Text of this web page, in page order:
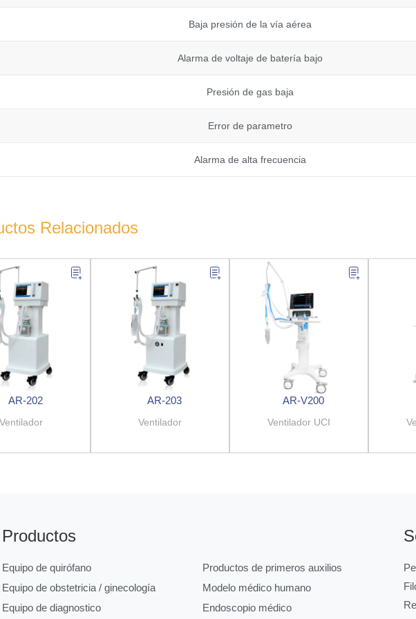
Baja presión de la vía aérea
Alarma de voltaje de batería bajo
Presión de gas baja
Error de parametro
Alarma de alta frecuencia
Relacionados
AR-202 AR-203
Ventilador
AR-V200
Ventilador UCI
Productos
Equipo de quirófano
Equipo de obstetricia / ginecología
Equipo de diagnostico
Productos de primeros auxilios
Modelo médico humano
Endoscopio médico